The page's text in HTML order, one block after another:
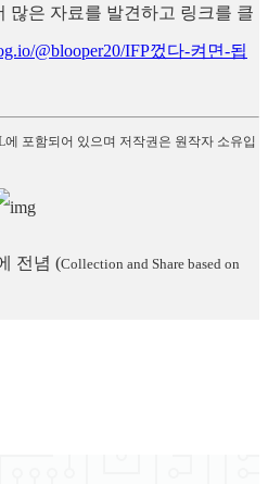
많은 자료를 발견하고 링크를 클
@blooper20/IFP껐다-켜면-됩
포함되어 있으며 저작권은 원작자 소유입
전념 (Collection and Share based on